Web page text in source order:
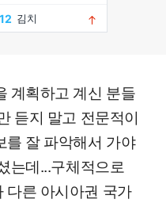
계획하고 계신 분들
듣지 말고 전문적이
를 잘 파악해서 가야
는데...구체적으로
다른 아시아권 국가